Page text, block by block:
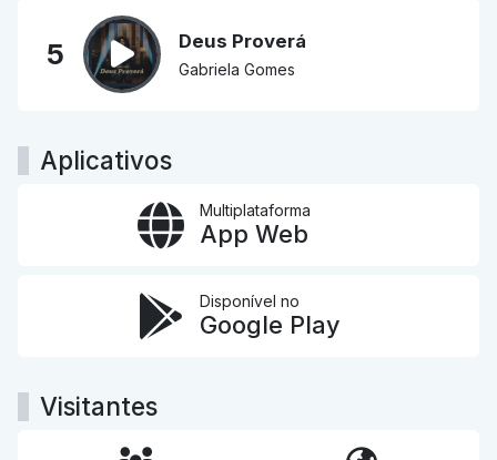
5 Deus Proverá
Gabriela Gomes
Aplicativos
Multiplataforma
App Web
Disponível no
Google Play
Visitantes